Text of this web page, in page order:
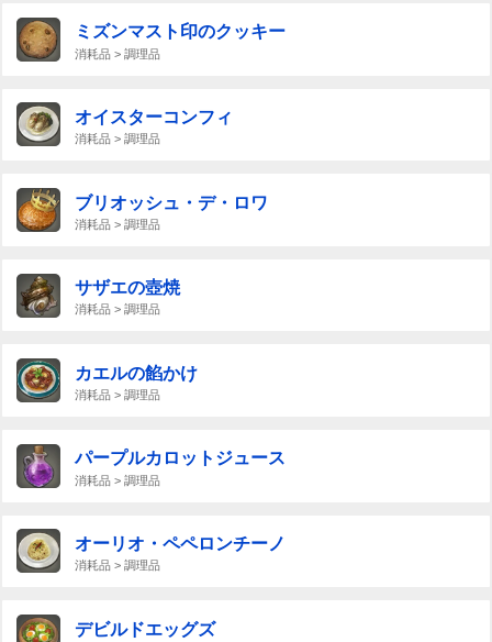
ミズンマスト印のクッキー
消耗品 > 調理品
オイスターコンフィ
消耗品 > 調理品
ブリオッシュ・デ・ロワ
消耗品 > 調理品
サザエの壺焼
消耗品 > 調理品
カエルの餡かけ
消耗品 > 調理品
パープルカロットジュース
消耗品 > 調理品
オーリオ・ペペロンチーノ
消耗品 > 調理品
デビルドエッグズ